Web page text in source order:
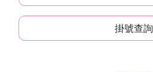
掛號查詢